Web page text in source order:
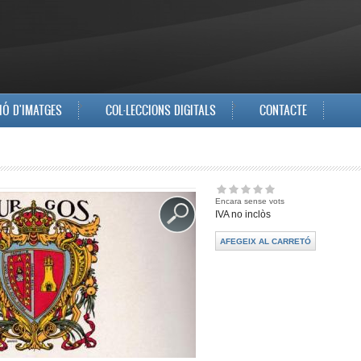
D'IMATGES COL·LECCIONS DIGITALS CONTACTE
Encara sense vots
IVA no inclòs